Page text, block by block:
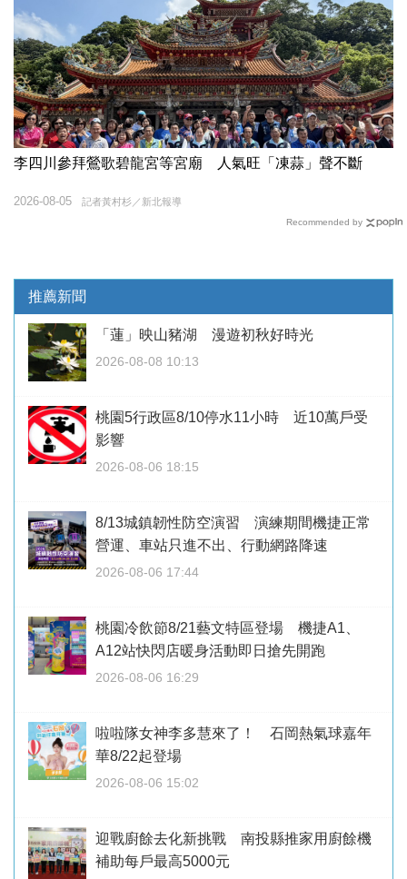
李四川參拜鶯歌碧龍宮等宮廟 人氣旺「凍蒜」聲不斷
記者黃村杉／新北報導
2026-08-05
Recommended by
推薦新聞
「蓮」映山豬湖 漫遊初秋好時光
2026-08-08 10:13
桃園5行政區8/10停水11小時 近10萬戶受
影響
2026-08-06 18:15
8/13城鎮韌性防空演習 演練期間機捷正常
營運、車站只進不出、行動網路降速
2026-08-06 17:44
桃園冷飲節8/21藝文特區登場 機捷A1、
A12站快閃店暖身活動即日搶先開跑
2026-08-06 16:29
啦啦隊女神李多慧來了！ 石岡熱氣球嘉年
華8/22起登場
2026-08-06 15:02
迎戰廚餘去化新挑戰 南投縣推家用廚餘機
補助每戶最高5000元